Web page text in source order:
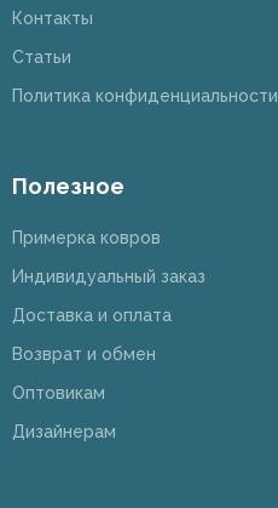
Контакты
Статьи
Политика конфиденциальности
Полезное
Примерка ковров
Индивидуальный заказ
Доставка и оплата
Возврат и обмен
Оптовикам
Дизайнерам